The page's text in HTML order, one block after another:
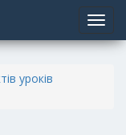
Toggle
уроків